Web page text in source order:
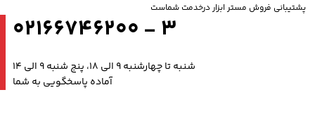
پشتیبانی فروش مستر ابزار درخدمت شماست
3 - 02166746200
شنبه تا چهارشنبه 9 الی 18، پنج شنبه 9 الی 14
آماده پاسخگویی به شما